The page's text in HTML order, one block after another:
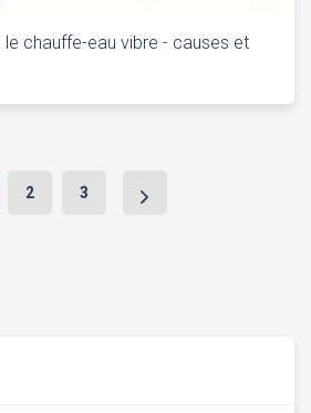
le chauffe-eau vibre - causes et
2 3